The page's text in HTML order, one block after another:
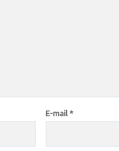
E-mail *